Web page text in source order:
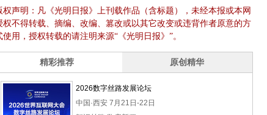
权声明：凡《光明日报》上刊载作品（含标题），未经本报或本网
权不得转载、摘编、改编、篡改或以其它改变或违背作者原意的方
使用，授权转载的请注明来源“《光明日报》”。